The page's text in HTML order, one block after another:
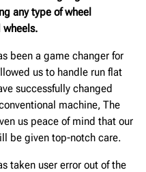
any type of wheel
wheels.
been a game changer for
us to handle run flat
successfully changed
machine, The
us peace of mind that our
be given top-notch care.
taken user error out of the